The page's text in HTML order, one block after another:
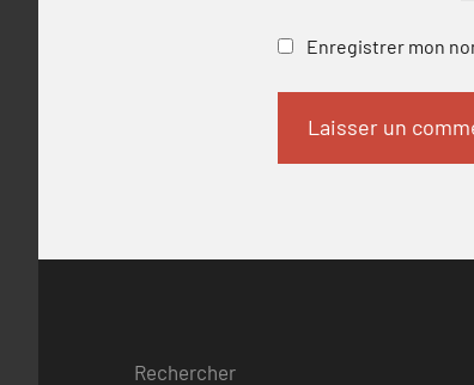
Enregistrer mon
Rechercher